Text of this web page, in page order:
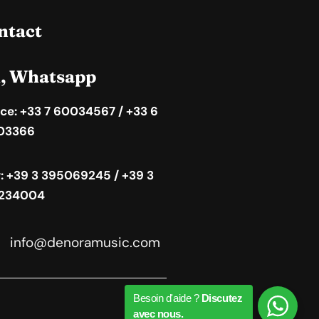
Whatsapp
+33 7 60034567 / +33 6
+39 3 395069245 / +39 3
info@denoramusic.com
Besoin d'aide ? Discutez
avec nous.